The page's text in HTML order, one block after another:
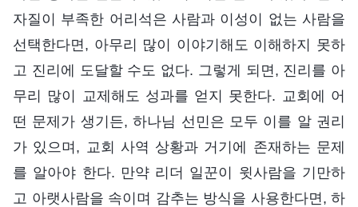
자질이 부족한 어리석은 사람과 이성이 없는 사람을
선택한다면, 아무리 많이 이야기해도 이해하지 못하
고 진리에 도달할 수도 없다. 그렇게 되면, 진리를 아
무리 많이 교제해도 성과를 얻지 못한다. 교회에 어
떤 문제가 생기든, 하나님 선민은 모두 이를 알 권리
가 있으며, 교회 사역 상황과 거기에 존재하는 문제
를 알아야 한다. 만약 리더 일꾼이 윗사람을 기만하
고 아랫사람을 속이며 감추는 방식을 사용한다면, 하